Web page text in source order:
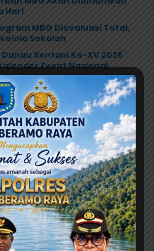
Hari
MBG Dievaluasi Total,
Sekolah
Sentani Ke-XV 2026
Event Nasional
Dugaan Keracunan MBG di
Diperiksa dan Sampel